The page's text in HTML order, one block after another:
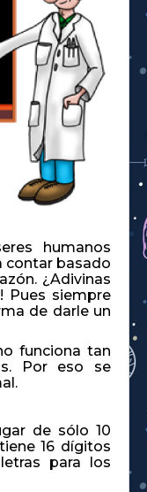
humanos
contar basado
¿Adivinas
Pues siempre
de darle un
funciona tan
Por eso se
de sólo 10
16 dígitos
para los